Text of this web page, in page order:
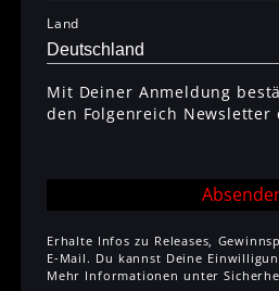
Land
Mit Deiner Anmeldung
den Folgenreich Newsletter
Erhalte Infos zu Releases,
E-Mail. Du kannst Deine
Mehr Informationen unter